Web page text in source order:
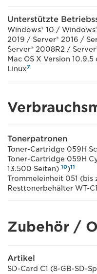
Unterstützte
Windows® 10 /
2019 / Server® 2016 /
Server® 2008R2 /
Mac OS X Version
Linux7
Tonerpatronen
Toner-Cartridge 059H
Toner-Cartridge 059H
13.500 Seiten) 10)11
Trommeleinheit 051 (bis
Resttonerbehälter WT-
Zubehör /
Artikel
SD-Card C1 (8-GB-SD-